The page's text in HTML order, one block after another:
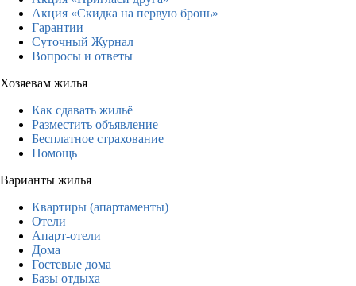
Акция «Скидка на первую бронь»
Гарантии
Суточный Журнал
Вопросы и ответы
Хозяевам жилья
Как сдавать жильё
Разместить объявление
Бесплатное страхование
Помощь
Варианты жилья
Квартиры (апартаменты)
Отели
Апарт-отели
Дома
Гостевые дома
Базы отдыха